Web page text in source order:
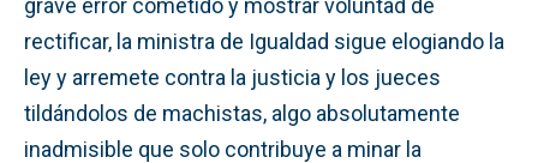
grave error cometido y mostrar voluntad de
rectificar, la ministra de Igualdad sigue elogiando la
ley y arremete contra la justicia y los jueces
tildándolos de machistas, algo absolutamente
inadmisible que solo contribuye a minar la